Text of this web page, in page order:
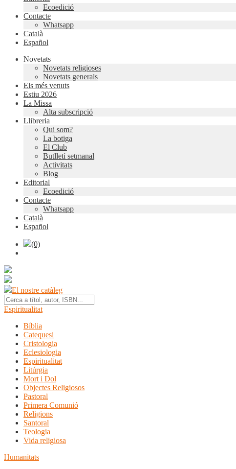
Ecoedició
Contacte
Whatsapp
Català
Español
Novetats
Novetats religioses
Novetats generals
Els més venuts
Estiu 2026
La Missa
Alta subscripció
Llibreria
Qui som?
La botiga
El Club
Butlletí setmanal
Activitats
Blog
Editorial
Ecoedició
Contacte
Whatsapp
Català
Español
(0)
El nostre catàleg
Espiritualitat
Bíblia
Catequesi
Cristologia
Eclesiologia
Espiritualitat
Litúrgia
Mort i Dol
Objectes Religiosos
Pastoral
Primera Comunió
Religions
Santoral
Teologia
Vida religiosa
Humanitats